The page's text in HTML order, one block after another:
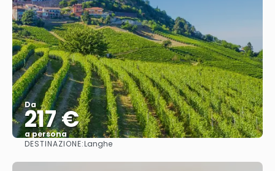
Da
217 €
a persona
DESTINAZIONE:Langhe